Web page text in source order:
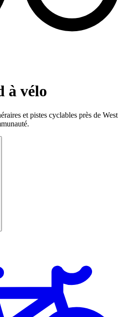
à vélo
et pistes cyclables près de West